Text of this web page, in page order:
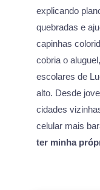
explicando
quebradas e
capinhas
cobria o
escolares de
alto. Desde
cidades
celular mais
ter minha